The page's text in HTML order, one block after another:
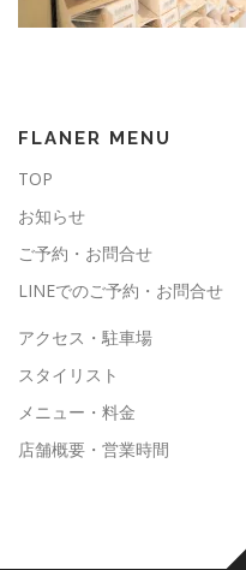
FLANER MENU
TOP
お知らせ
ご予約・お問合せ
LINEでのご予約・お問合せ
アクセス・駐車場
スタイリスト
メニュー・料金
店舗概要・営業時間